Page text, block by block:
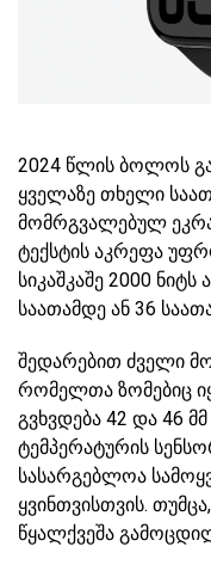
2024 წლის ბოლოს
ყველაზე თხელი
მომრგვალებულ
ტექსტის აკრეფა
სიკაშკაშე 2000 ნიტს
საათამდე ან 36
შედარებით ძველი
რომელთა ზომებიც
გვხვდება 42 და 46
ტემპერატურის
სასარგებლოა
ყვინთვისთვის.
წყალქვეშა